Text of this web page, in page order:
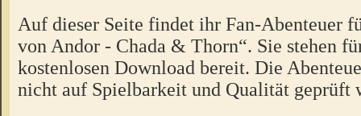
Auf dieser Seite findet ihr Fan-Abenteuer
von Andor - Chada & Thorn“. Sie stehen
kostenlosen Download bereit. Die
nicht auf Spielbarkeit und Qualität geprüft